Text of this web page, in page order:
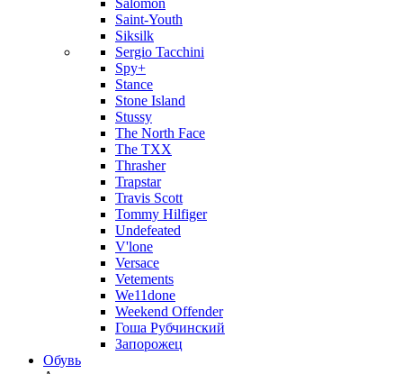
Salomon
Saint-Youth
Siksilk
Sergio Tacchini
Spy+
Stance
Stone Island
Stussy
The North Face
The TXX
Thrasher
Trapstar
Travis Scott
Tommy Hilfiger
Undefeated
V'lone
Versace
Vetements
We11done
Weekend Offender
Гоша Рубчинский
Запорожец
Обувь